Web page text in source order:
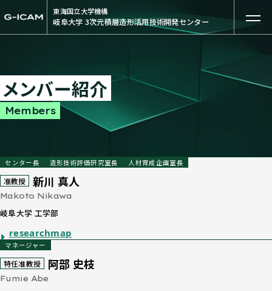
東海国立大学機構
岐阜大学 3次元積層造形活用技術開発センター
メンバー紹介
Members
センター長 造形技術評価研究室長 人材育成企画室長
准教授 新川 真人
Makoto Nikawa
岐阜大学 工学部
researchmap
マネージャー
特任准教授 阿部 史枝
Fumie Abe